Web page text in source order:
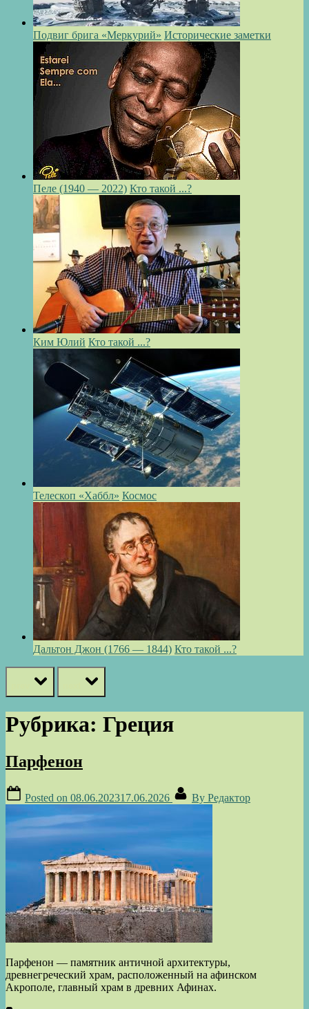
Подвиг брига «Меркурий» Исторические заметки
Пеле (1940 — 2022) Кто такой ...?
Ким Юлий Кто такой ...?
Телескоп «Хаббл» Космос
Дальтон Джон (1766 — 1844) Кто такой ...?
Рубрика: Греция
Парфенон
Posted on 08.06.202317.06.2026 By Редактор
Парфенон — памятник античной архитектуры,
древнегреческий храм, расположенный на афинском
Акрополе, главный храм в древних Афинах.